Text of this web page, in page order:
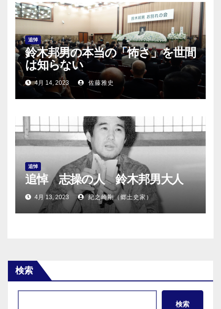
追悼
鈴木邦男の本当の「怖さ」を世間
は知らない
4月 14, 2023 佐藤雅史
追悼
追悼 志操の人 鈴木邦男大人
4月 13, 2023 紀之崎剛（郷土史家）
検索
検索